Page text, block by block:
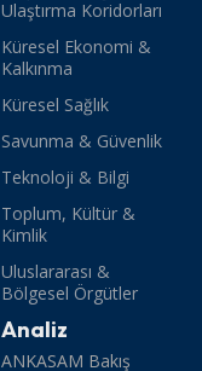
Ulaştırma Koridorları
Küresel Ekonomi &
Kalkınma
Küresel Sağlık
Savunma & Güvenlik
Teknoloji & Bilgi
Toplum, Kültür &
Kimlik
Uluslararası &
Bölgesel Örgütler
Analiz
ANKASAM Bakış